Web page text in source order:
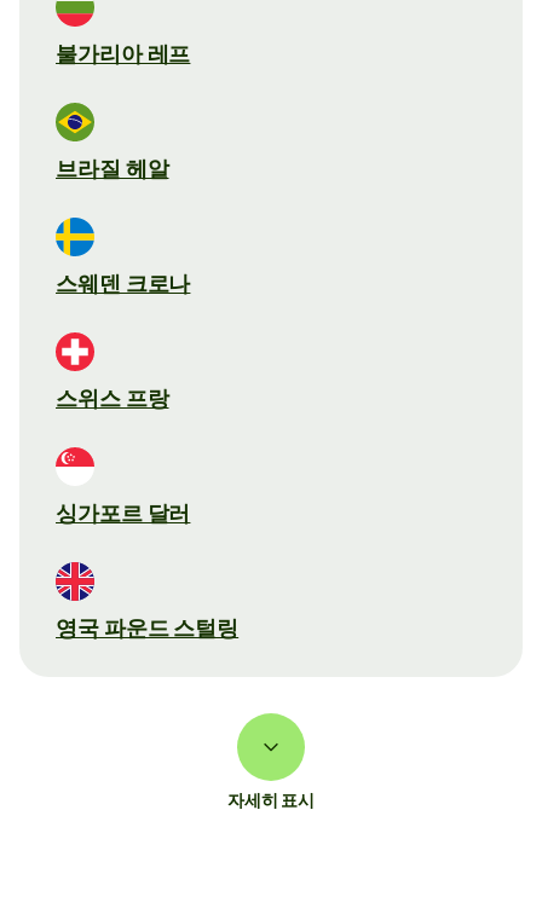
불가리아 레프
브라질 헤알
스웨덴 크로나
스위스 프랑
싱가포르 달러
영국 파운드 스털링
자세히 표시